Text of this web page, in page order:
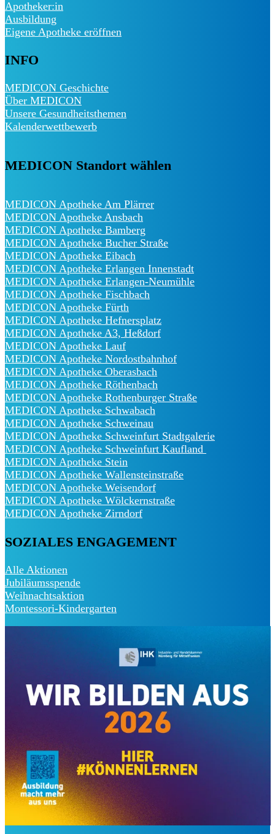
Apotheker:in
Ausbildung
Eigene Apotheke eröffnen
INFO
MEDICON Geschichte
Über MEDICON
Unsere Gesundheitsthemen
Kalenderwettbewerb
MEDICON Standort wählen
MEDICON Apotheke Am Plärrer
MEDICON Apotheke Ansbach
MEDICON Apotheke Bamberg
MEDICON Apotheke Bucher Straße
MEDICON Apotheke Eibach
MEDICON Apotheke Erlangen Innenstadt
MEDICON Apotheke Erlangen-Neumühle
MEDICON Apotheke Fischbach
MEDICON Apotheke Fürth
MEDICON Apotheke Hefnersplatz
MEDICON Apotheke A3, Heßdorf
MEDICON Apotheke Lauf
MEDICON Apotheke Nordostbahnhof
MEDICON Apotheke Oberasbach
MEDICON Apotheke Röthenbach
MEDICON Apotheke Rothenburger Straße
MEDICON Apotheke Schwabach
MEDICON Apotheke Schweinau
MEDICON Apotheke Schweinfurt Stadtgalerie
MEDICON Apotheke Schweinfurt Kaufland
MEDICON Apotheke Stein
MEDICON Apotheke Wallensteinstraße
MEDICON Apotheke Weisendorf
MEDICON Apotheke Wölckernstraße
MEDICON Apotheke Zirndorf
SOZIALES ENGAGEMENT
Alle Aktionen
Jubiläumsspende
Weihnachtsaktion
Montessori-Kindergarten